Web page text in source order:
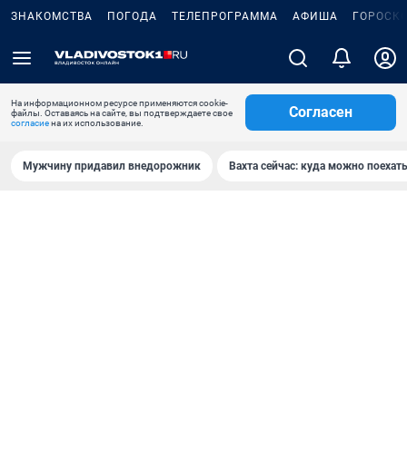
ЗНАКОМСТВА ПОГОДА ТЕЛЕПРОГРАММА АФИША
На информационном ресурсе применяются cookie-
файлы. Оставаясь на сайте, вы подтверждаете свое
согласиена их использование.
Согласен
Мужчину придавил внедорожник Вахта сейчас: куда можно